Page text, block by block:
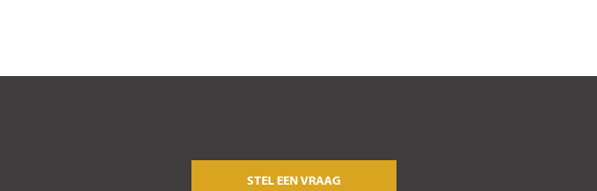
STEL EEN VRAAG